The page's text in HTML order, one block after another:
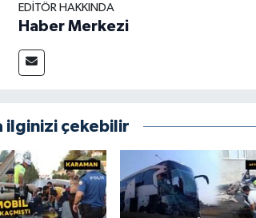
EDITÖR HAKKINDA
Haber Merkezi
ilginizi çekebilir